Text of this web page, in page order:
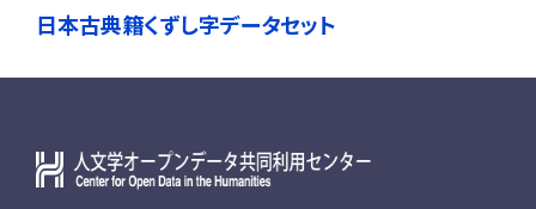
日本古典籍くずし字データセット